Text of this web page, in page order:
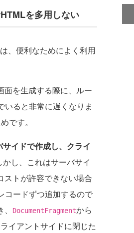
を多用しない
、便利なためによく利用
面を生成する際に、ルー
いると非常に遅くなりま
です。
イドで作成し、クライ
かし、これはサーバサイ
ストが許容できない場合
コードずつ追加するので
DocumentFragmentから
イアントサイドに閉じた